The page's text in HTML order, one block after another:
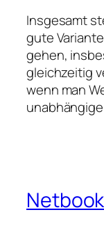
Insgesamt
gute
gehen,
gleichzeitig
wenn man